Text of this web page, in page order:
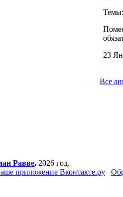
Темы:
23
Все
Равве, 2026 год.
приложение Вконтакте.ру